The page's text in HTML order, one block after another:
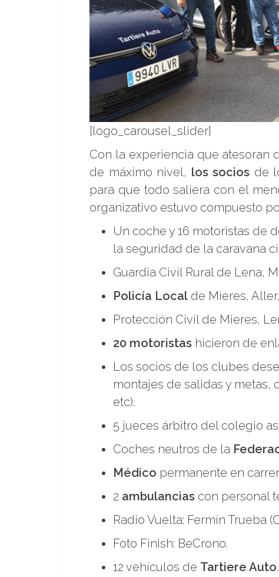
[logo_carousel_slider]
Con la experiencia que atesoran
de máximo nivel, los socios de
para que todo saliera con el
organizativo estuvo compuesto
Un coche y 16 motoristas de
la seguridad de la caravana
Guardia Civil Rural de Lena,
Policía Local de Mieres,
Protección Civil de Mieres,
20 motoristas hicieron de
Los socios de los clubes
montajes de salidas y metas,
etc).
5 jueces árbitro del colegio
Coches neutros de la
Médico permanente en
2 ambulancias con personal
Radio Vuelta: Fermín Trueba
Foto Finish: BeCrono.
12 vehículos de Tartiere Auto.